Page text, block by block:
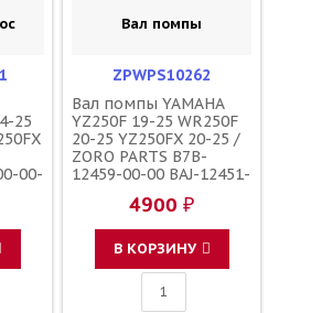
25
00-
Вал помпы
ZPWPS10262
Вал помпы YAMAHA
YZ250F 19-25 WR250F
20-25 YZ250FX 20-25 /
ZORO PARTS B7B-
12459-00-00 BAJ-12451-
4900 ₽
В КОРЗИНУ